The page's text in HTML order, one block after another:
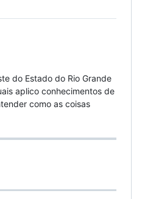
do Estado do Rio Grande
aplico conhecimentos de
como as coisas